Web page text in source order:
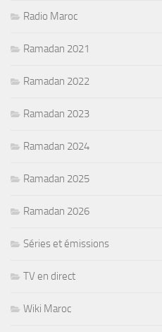
Radio Maroc
Ramadan 2021
Ramadan 2022
Ramadan 2023
Ramadan 2024
Ramadan 2025
Ramadan 2026
Séries et émissions
TV en direct
Wiki Maroc